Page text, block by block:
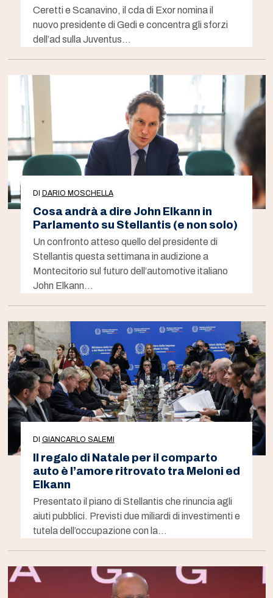
Ceretti e Scanavino, il cda di Exor nomina il
nuovo presidente di Gedi e concentra gli sforzi
dell’ad sulla Juventus…
DI DARIO MOSCHELLA
Cosa andrà a dire John Elkann in
Parlamento su Stellantis (e non solo)
Un confronto atteso quello del presidente di
Stellantis questa settimana in audizione a
Montecitorio sul futuro dell’automotive italiano
John Elkann…
DI GIANCARLO SALEMI
Il regalo di Natale per il comparto
auto è l’amore ritrovato tra Meloni ed
Elkann
Presentato il piano di Stellantis che rinuncia agli
aiuti pubblici. Previsti due miliardi di investimenti e
tutela dell’occupazione con la…